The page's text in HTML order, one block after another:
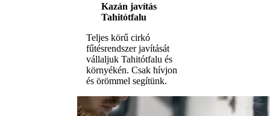
Kazán javítás
Tahitótfalu
Teljes körű cirkó
fűtésrendszer javítását
vállaljuk Tahitótfalu és
környékén. Csak hívjon
és örömmel segítünk.